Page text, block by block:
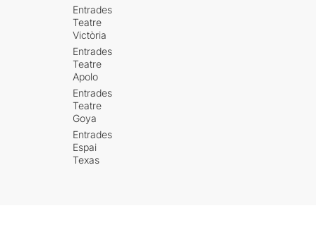
Entrades
Teatre
Victòria
Entrades
Teatre
Apolo
Entrades
Teatre
Goya
Entrades
Espai
Texas